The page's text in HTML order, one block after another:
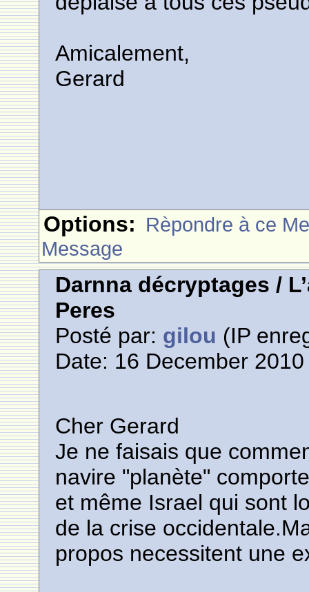
Amicalement,
Gerard
Options: Rèpondre à ce
Message
Darnna décryptages /
Peres
Posté par: gilou (IP
Date: 16 December
Cher Gerard
Je ne faisais que
navire "planète"
et même Israel qui sont
de la crise
propos necessitent une